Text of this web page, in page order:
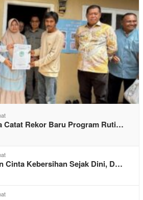
Catat Rekor Baru Program Ruti…
Cinta Kebersihan Sejak Dini, D…